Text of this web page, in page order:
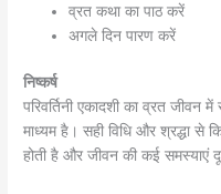
व्रत कथा का पाठ करें
अगले दिन पारण करें
निष्कर्ष
परिवर्तिनी एकादशी का व्रत जीवन
माध्यम है। सही विधि और श्रद्धा से
होती है और जीवन की कई समस्याएं